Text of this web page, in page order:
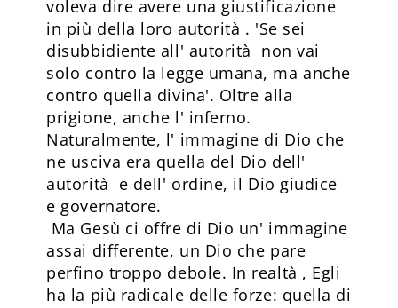
voleva dire avere una giustificazione
in più della loro autorità . 'Se sei
disubbidiente all' autorità non vai
solo contro la legge umana, ma anche
contro quella divina'. Oltre alla
prigione, anche l' inferno.
Naturalmente, l' immagine di Dio che
ne usciva era quella del Dio dell'
autorità e dell' ordine, il Dio giudice
e governatore.
Ma Gesù ci offre di Dio un' immagine
assai differente, un Dio che pare
perfino troppo debole. In realtà , Egli
ha la più radicale delle forze: quella di